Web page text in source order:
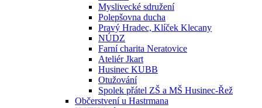
Myslivecké sdružení
Polepšovna ducha
Pravý Hradec, Klíček Klecany
NÚDZ
Farní charita Neratovice
Ateliér Jkart
Husinec KUBB
Otužování
Spolek přátel ZŠ a MŠ Husinec-Řež
Občerstvení u Hastrmana